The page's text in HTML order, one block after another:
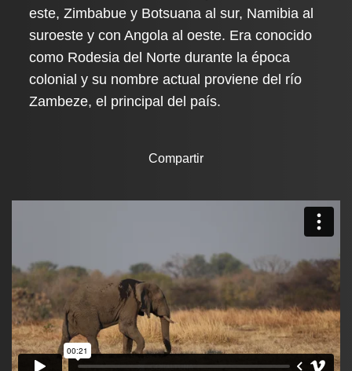
este, Zimbabue y Botsuana al sur, Namibia al
suroeste y con Angola al oeste. Era conocido
como Rodesia del Norte durante la época
colonial y su nombre actual proviene del río
Zambeze, el principal del país.
Compartir